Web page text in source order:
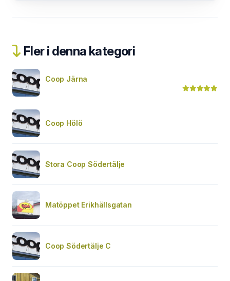
Fler i denna kategori
Coop Järna
Coop Hölö
Stora Coop Södertälje
Matöppet Erikhällsgatan
Coop Södertälje C